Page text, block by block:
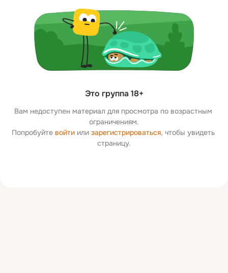
Это группа 18+
Вам недоступен материал для просмотра по возрастным
ограничениям.
Попробуйте войти или зарегистрироваться, чтобы увидеть
страницу.